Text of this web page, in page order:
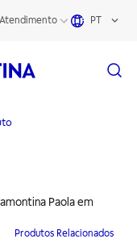
Atendimento PT
Paola em
Produtos Relacionados